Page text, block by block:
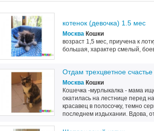
котенок (девочка) 1.5 мес
Москва Кошки
возраст 1,5 мес, приучена к
большая, характер смелый,
Отдам трехцветное
Москва Кошки
Кошечка -мурлыкалка - мама
окатилась на лестнице перед
красавец в полосочку, темно
последнем издыхании. Вдова,